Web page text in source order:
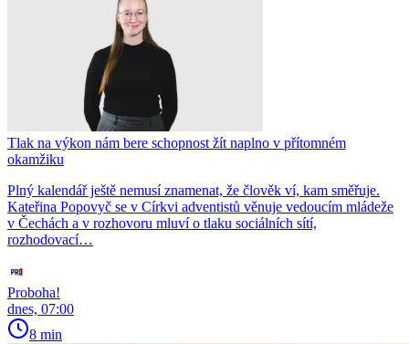
Tlak na výkon nám bere schopnost žít naplno v přítomném
okamžiku
Plný kalendář ještě nemusí znamenat, že člověk ví, kam směřuje.
Kateřina Popovyč se v Církvi adventistů věnuje vedoucím mládeže
v Čechách a v rozhovoru mluví o tlaku sociálních sítí,
rozhodovací…
Proboha!
dnes, 07:00
8 min